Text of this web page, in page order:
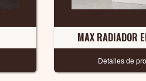
MAX RADIADOR
Detalles de